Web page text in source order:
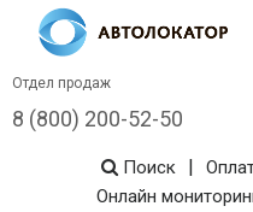
Отдел продаж
8 (800) 200-52-50
Поиск |
Онлайн